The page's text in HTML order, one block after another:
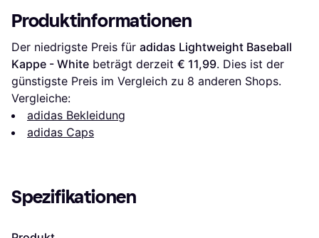
Produktinformationen
Der niedrigste Preis für adidas Lightweight Baseball
Kappe - White beträgt derzeit € 11,99. Dies ist der
günstigste Preis im Vergleich zu 8 anderen Shops.
Vergleiche:
adidas Bekleidung
adidas Caps
Spezifikationen